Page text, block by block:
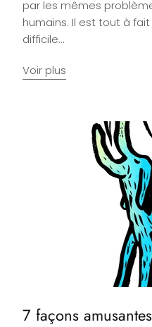
par les mêmes
humains. Il est tout à
difficile...
Voir plus
7 façons